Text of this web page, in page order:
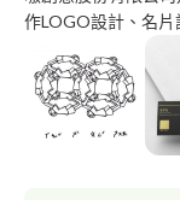
作LOGO設計、名片
級及經濟部人才能
前期的概念構想及
具有保障的創作，